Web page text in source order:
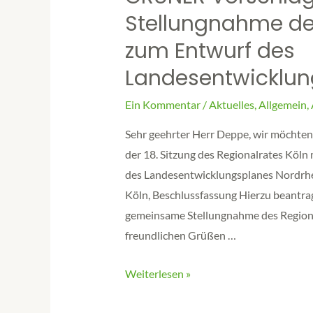
Stellungnahme
zum Entwurf des
Ein Kommentar /Aktuelles,Allgemein,
Sehr geehrter Herr Deppe, wir
der 18. Sitzung des Regionalrates
des Landesentwicklungsplanes
Köln, Beschlussfassung Hierzu
gemeinsame Stellungnahme des
freundlichen Grüßen …
Weiterlesen »